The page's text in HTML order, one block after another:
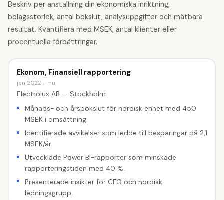
Beskriv per anställning din ekonomiska inriktning,
bolagsstorlek, antal bokslut, analysuppgifter och mätbara
resultat. Kvantifiera med MSEK, antal klienter eller
procentuella förbättringar.
Ekonom, Finansiell rapportering
jan 2022 – nu
Electrolux AB — Stockholm
Månads- och årsbokslut för nordisk enhet med 450
MSEK i omsättning.
Identifierade avvikelser som ledde till besparingar på 2,1
MSEK/år.
Utvecklade Power BI-rapporter som minskade
rapporteringstiden med 40 %.
Presenterade insikter för CFO och nordisk
ledningsgrupp.